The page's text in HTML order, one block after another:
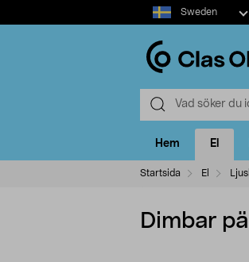
Select
market
Sweden
Hem El
Startsida El
Dimbar